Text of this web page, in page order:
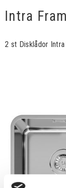
Intra
2 st Disklådor